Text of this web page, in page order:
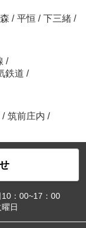
/ 平恒 / 下三緒 /
/
鉄道 /
/ 筑前庄内 /
：00~17：00
日